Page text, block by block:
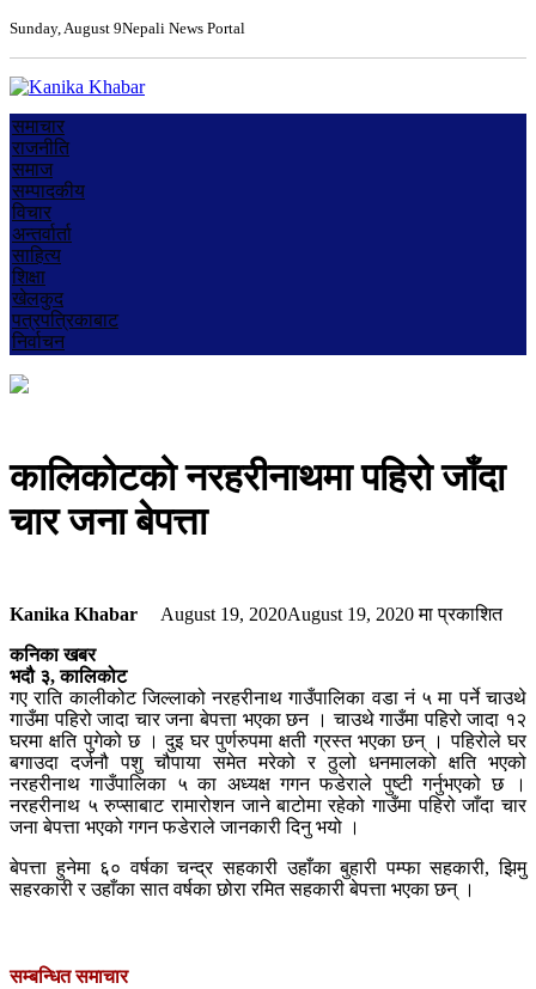
Sunday, August 9Nepali News Portal
समाचार
राजनीति
समाज
सम्पादकीय
विचार
अन्तर्वार्ता
साहित्य
शिक्षा
खेलकुद
पत्रपत्रिकाबाट
निर्वाचन
कालिकोटको नरहरीनाथमा पहिरो जाँदा
चार जना बेपत्ता
Kanika Khabar August 19, 2020August 19, 2020मा प्रकाशित
कनिका खबर
भदौ ३, कालिकोट
गए राति कालीकोट जिल्लाको नरहरीनाथ गाउँपालिका वडा नं ५ मा पर्ने चाउथे
गाउँमा पहिरो जादा चार जना बेपत्ता भएका छन । चाउथे गाउँमा पहिरो जादा १२
घरमा क्षति पुगेको छ । दुइ घर पुर्णरुपमा क्षती ग्रस्त भएका छन् । पहिरोले घर
बगाउदा दर्जनौ पशु चौपाया समेत मरेको र ठुलो धनमालको क्षति भएको
नरहरीनाथ गाउँपालिका ५ का अध्यक्ष गगन फडेराले पुष्टी गर्नुभएको छ ।
नरहरीनाथ ५ रुप्साबाट रामारोशन जाने बाटोमा रहेको गाउँमा पहिरो जाँदा चार
जना बेपत्ता भएको गगन फडेराले जानकारी दिनु भयो ।
बेपत्ता हुनेमा ६० वर्षका चन्द्र सहकारी उहाँका बुहारी पम्फा सहकारी, झिमु
सहरकारी र उहाँका सात वर्षका छोरा रमित सहकारी बेपत्ता भएका छन् ।
सम्बन्धित समाचार